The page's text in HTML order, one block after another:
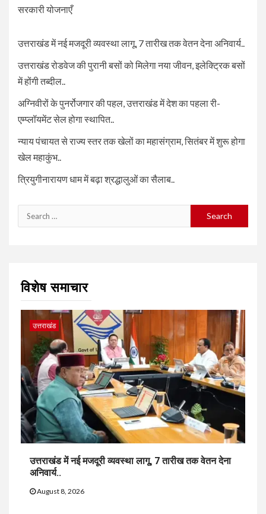
सरकारी योजनाएँ
उत्तराखंड में नई मजदूरी व्यवस्था लागू, 7 तारीख तक वेतन देना अनिवार्य..
उत्तराखंड रोडवेज की पुरानी बसों को मिलेगा नया जीवन, इलेक्ट्रिक बसों
में होंगी तब्दील..
अग्निवीरों के पुनर्रोजगार की पहल, उत्तराखंड में देश का पहला री-
एम्प्लॉयमेंट सेल होगा स्थापित..
न्याय पंचायत से राज्य स्तर तक खेलों का महासंग्राम, सितंबर में शुरू होगा
खेल महाकुंभ..
त्रियुगीनारायण धाम में बढ़ा श्रद्धालुओं का सैलाब..
Search
for:
विशेष समाचार
उत्तराखंड
उत्तराखंड में नई मजदूरी व्यवस्था लागू, 7 तारीख तक वेतन देना
अनिवार्य..
August 8, 2026